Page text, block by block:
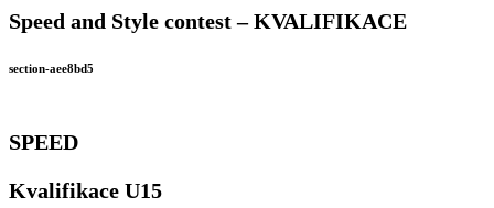
Speed and Style contest – KVALIFIKACE
section-aee8bd5
SPEED
Kvalifikace U15